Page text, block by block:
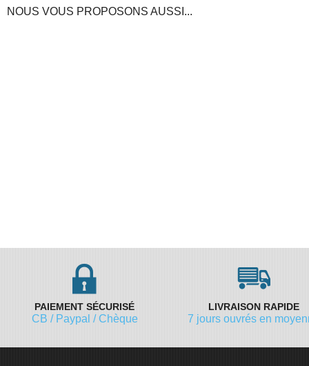
NOUS VOUS PROPOSONS AUSSI...
PAIEMENT SÉCURISÉ
CB / Paypal / Chèque
LIVRAISON RAPIDE
7 jours ouvrés en